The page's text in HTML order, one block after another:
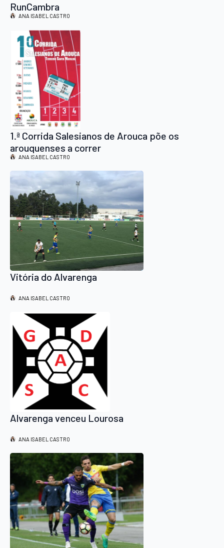
RunCambra
ANA ISABEL CASTRO
1.ª Corrida Salesianos de Arouca põe os
arouquenses a correr
ANA ISABEL CASTRO
Vitória do Alvarenga
ANA ISABEL CASTRO
Alvarenga venceu Lourosa
ANA ISABEL CASTRO